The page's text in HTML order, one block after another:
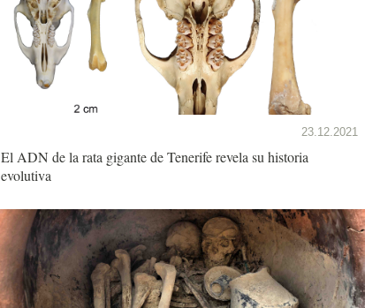
23.12.2021
El ADN de la rata gigante de Tenerife revela su historia
evolutiva